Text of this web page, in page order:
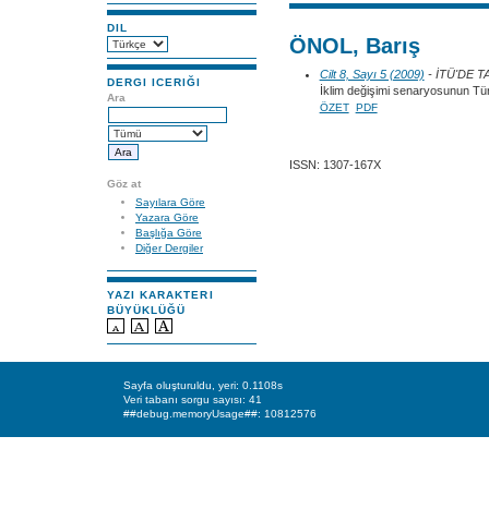
DIL
DERGI ICERIĞI
Ara
Göz at
Sayılara Göre
Yazara Göre
Başlığa Göre
Diğer Dergiler
YAZI KARAKTERI
BÜYÜKLÜĞÜ
ÖNOL, Barış
Cilt 8, Sayı 5 (2009) - İTÜ'DE
İklim değişimi senaryosunun
ÖZET PDF
ISSN: 1307-167X
Sayfa oluşturuldu, yeri: 0.1108s
Veri tabanı sorgu sayısı: 41
##debug.memoryUsage##: 10812576